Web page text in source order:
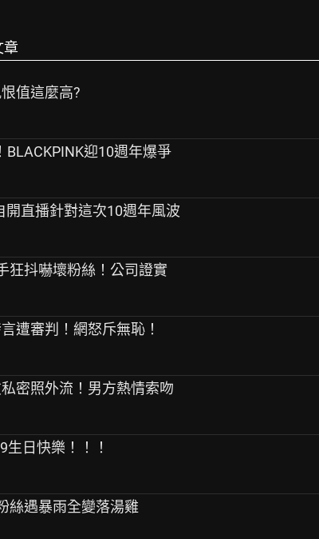
章
值這麼高?
BLACKPINK迎10週年爆爭
開直播針對這次10週年風波
狂抖嚇壞粉絲！公司證實
遭審判！網怒斥無恥！
密照外流！男方熱情索吻
生日快樂！！！
絲遇暴雨全變落湯雞